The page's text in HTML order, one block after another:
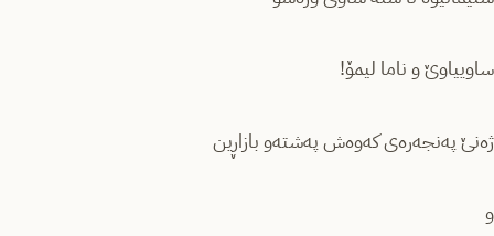
ساوییاوێ و ناما لیمۆ!
ژەنێ پەنجەرەی کەوەش پەشتەو بازاڕین
و